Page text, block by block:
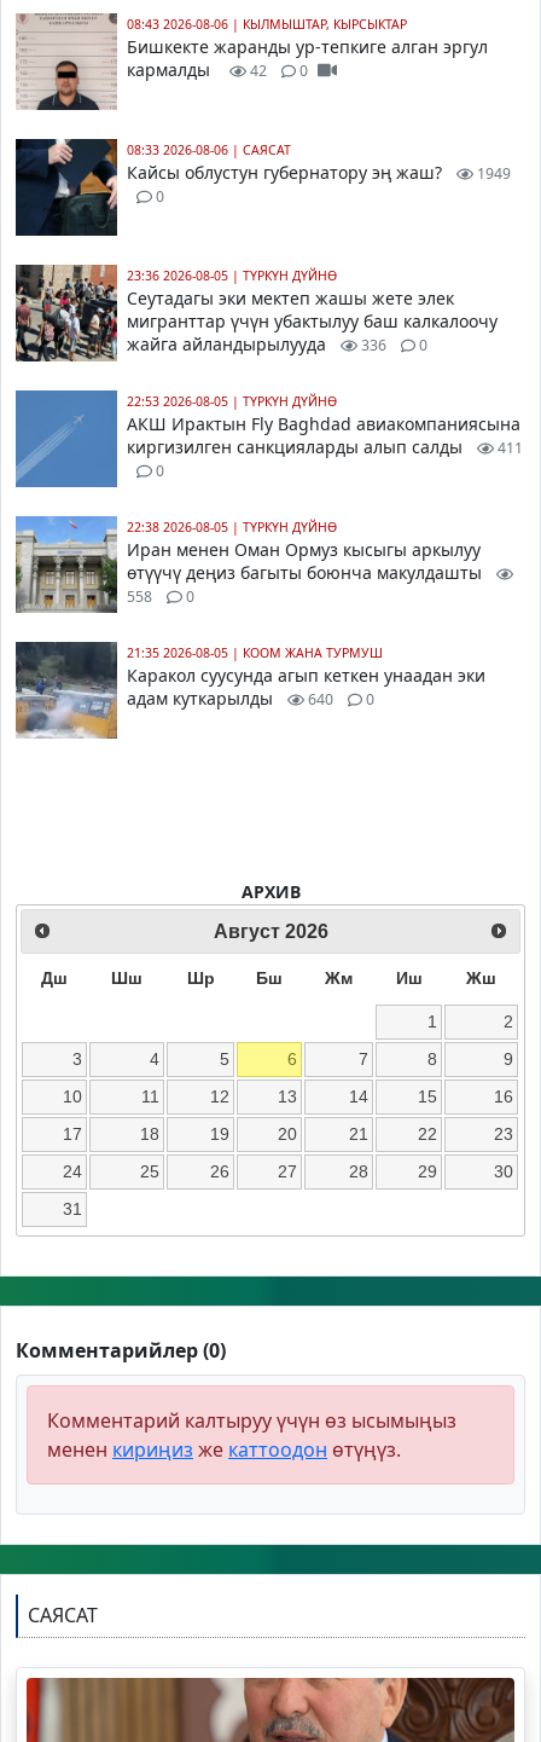
08:43 2026-08-06 | КЫЛМЫШТАР, КЫРСЫКТАР
Бишкекте жаранды ур-тепкиге алган эргул
кармалды
42 0
08:33 2026-08-06 | САЯСАТ
Кайсы облустун губернатору эң жаш?
1949
0
23:36 2026-08-05 | ТҮРКҮН ДҮЙНӨ
Сеутадагы эки мектеп жашы жете элек
мигранттар үчүн убактылуу баш калкалоочу
жайга айландырылууда
336 0
22:53 2026-08-05 | ТҮРКҮН ДҮЙНӨ
АКШ Ирактын Fly Baghdad авиакомпаниясына
киргизилген санкцияларды алып салды
411
0
22:38 2026-08-05 | ТҮРКҮН ДҮЙНӨ
Иран менен Оман Ормуз кысыгы аркылуу
өтүүчү деңиз багыты боюнча макулдашты
558 0
21:35 2026-08-05 | КООМ ЖАНА ТУРМУШ
Каракол суусунда агып кеткен унаадан эки
адам куткарылды
640 0
АРХИВ
Август 2026
Дш Шш Шр Бш Жм Иш Жш
1
2
3
4 5 6 7 8
9
10
11 12 13 14 15
16
17
18 19 20 21 22
23
24
25 26 27 28 29
30
31
Комментарийлер (0)
Комментарий калтыруу үчүн өз ысымыңыз
менен кириңиз же каттоодон өтүңүз.
САЯСАТ